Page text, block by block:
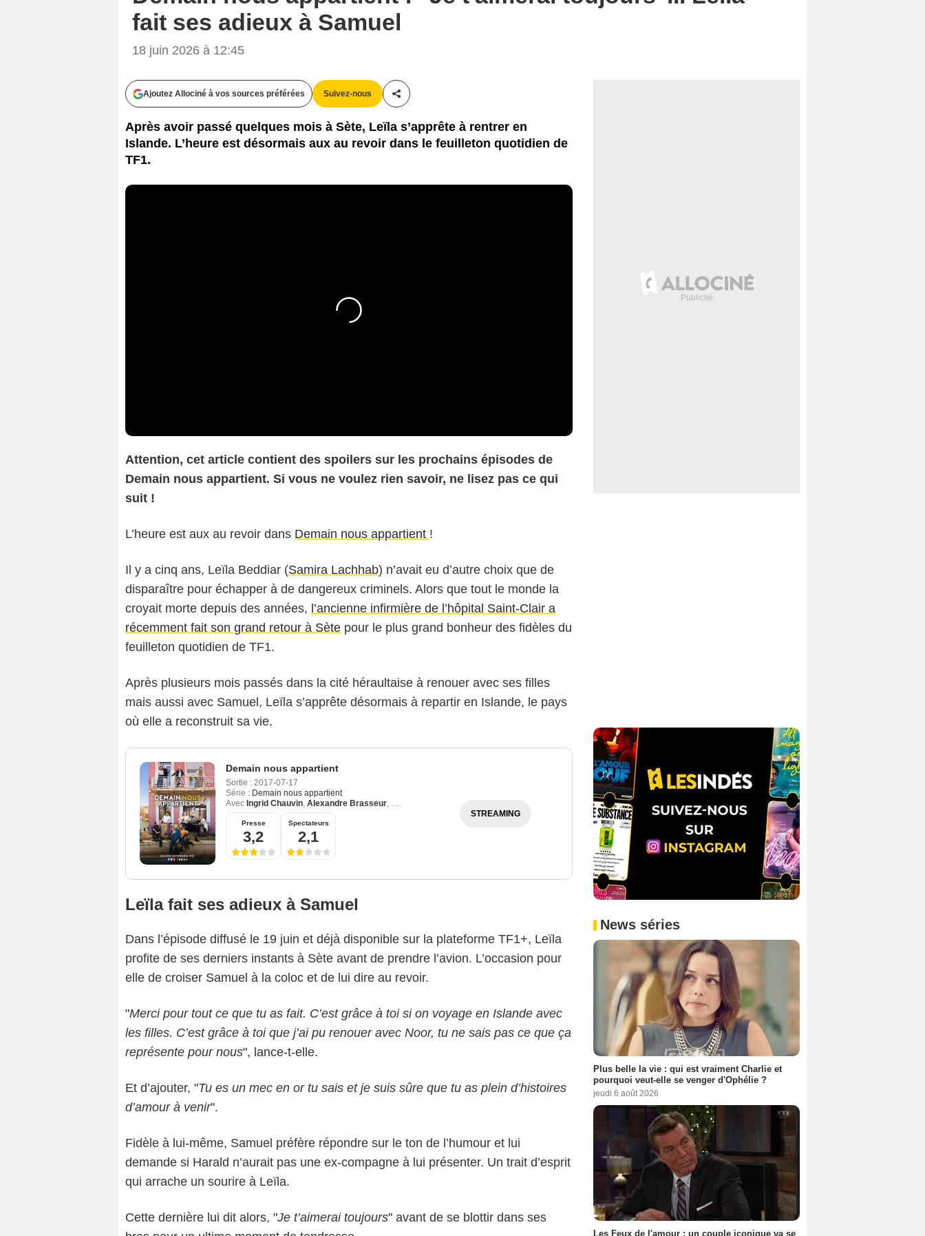
fait ses adieux à Samuel
18 juin 2026 à 12:45
Ajoutez Allociné à vos sources préférées Suivez-nous
Partager cet article
Après avoir passé quelques mois à Sète, Leïla s’apprête à rentrer en
Islande. L’heure est désormais aux au revoir dans le feuilleton quotidien de
TF1.
Attention, cet article contient des spoilers sur les prochains épisodes de
Demain nous appartient. Si vous ne voulez rien savoir, ne lisez pas ce qui
suit !
L’heure est aux au revoir dans Demain nous appartient !
Il y a cinq ans, Leïla Beddiar (Samira Lachhab) n’avait eu d’autre choix que de
disparaître pour échapper à de dangereux criminels. Alors que tout le monde la
croyait morte depuis des années, l’ancienne infirmière de l’hôpital Saint-Clair a
récemment fait son grand retour à Sète pour le plus grand bonheur des fidèles du
feuilleton quotidien de TF1.
Après plusieurs mois passés dans la cité héraultaise à renouer avec ses filles
mais aussi avec Samuel, Leïla s’apprête désormais à repartir en Islande, le pays
où elle a reconstruit sa vie.
Demain nous appartient
Sortie : 2017-07-17
Série : Demain nous appartient
Avec Ingrid Chauvin, Alexandre Brasseur, Julie Debazac
Presse
3,2
Spectateurs
2,1
STREAMING
Leïla fait ses adieux à Samuel
Dans l’épisode diffusé le 19 juin et déjà disponible sur la plateforme TF1+, Leïla
profite de ses derniers instants à Sète avant de prendre l’avion. L’occasion pour
elle de croiser Samuel à la coloc et de lui dire au revoir.
"Merci pour tout ce que tu as fait. C’est grâce à toi si on voyage en Islande avec
les filles. C’est grâce à toi que j’ai pu renouer avec Noor, tu ne sais pas ce que ça
représente pour nous", lance-t-elle.
Et d’ajouter, "Tu es un mec en or tu sais et je suis sûre que tu as plein d’histoires
d’amour à venir".
Fidèle à lui-même, Samuel préfère répondre sur le ton de l’humour et lui
demande si Harald n’aurait pas une ex-compagne à lui présenter. Un trait d’esprit
qui arrache un sourire à Leïla.
Cette dernière lui dit alors, "Je t’aimerai toujours" avant de se blottir dans ses
News séries
Plus belle la vie : qui est vraiment Charlie et
pourquoi veut-elle se venger d'Ophélie ?
jeudi 6 août 2026
Les Feux de l'amour : un couple iconique va se